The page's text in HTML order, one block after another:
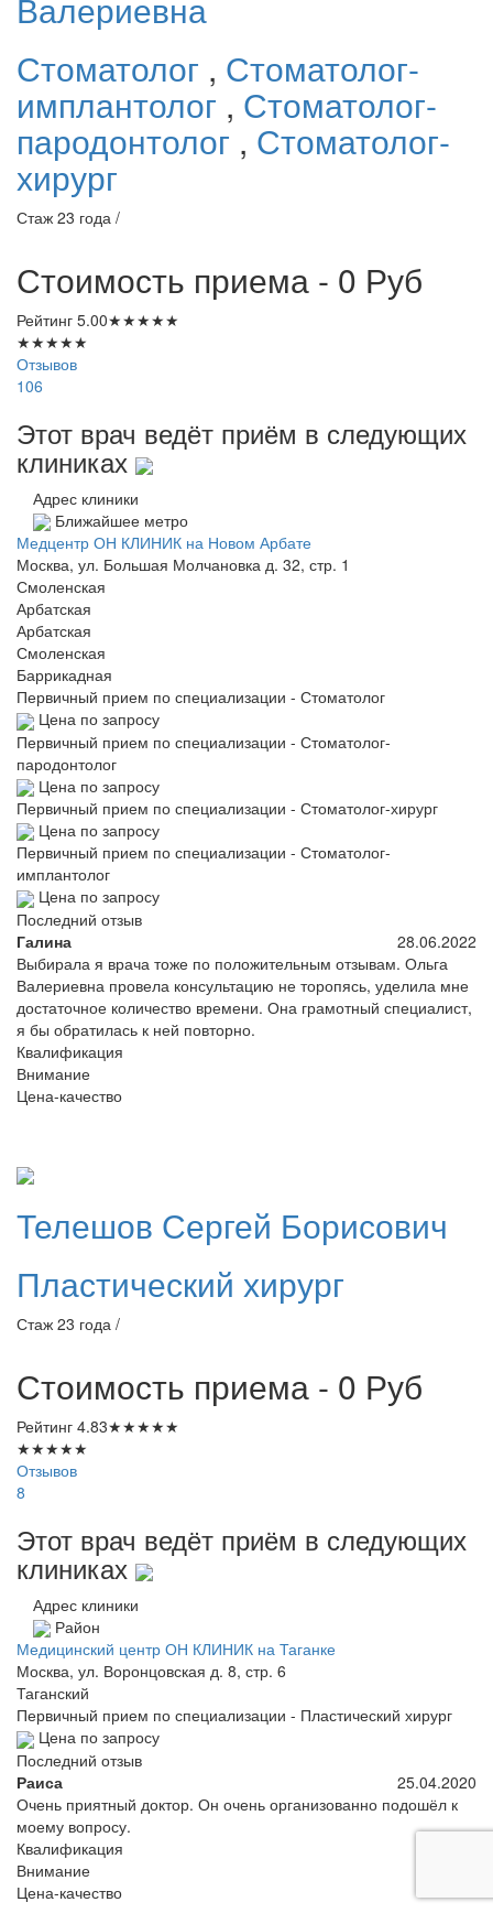
Стоматолог , Стоматолог-
имплантолог , Стоматолог-
пародонтолог , Стоматолог-
хирург
Стаж 23 года /
Стоимость приема - 0 Руб
Рейтинг 5.00★★★★★
★★★★★
Отзывов
106
Этот врач ведёт приём в следующих
клиниках
Адрес клиники
Ближайшее метро
Медцентр ОН КЛИНИК на Новом Арбате
Москва, ул. Большая Молчановка д. 32, стр. 1
Смоленская
Арбатская
Арбатская
Смоленская
Баррикадная
Первичный прием по специализации - Стоматолог
Цена по запросу
Первичный прием по специализации - Стоматолог-
пародонтолог
Цена по запросу
Первичный прием по специализации - Стоматолог-хирург
Цена по запросу
Первичный прием по специализации - Стоматолог-
имплантолог
Цена по запросу
Последний отзыв
Галина
28.06.2022
Выбирала я врача тоже по положительным отзывам. Ольга
Валериевна провела консультацию не торопясь, уделила мне
достаточное количество времени. Она грамотный специалист,
я бы обратилась к ней повторно.
Квалификация
Внимание
Цена-качество
Телешов Сергей Борисович
Пластический хирург
Стаж 23 года /
Стоимость приема - 0 Руб
Рейтинг 4.83★★★★★
★★★★★
Отзывов
8
Этот врач ведёт приём в следующих
клиниках
Адрес клиники
Район
Медицинский центр ОН КЛИНИК на Таганке
Москва, ул. Воронцовская д. 8, стр. 6
Таганский
Первичный прием по специализации - Пластический хирург
Цена по запросу
Последний отзыв
Раиса
25.04.2020
Очень приятный доктор. Он очень организованно подошёл к
моему вопросу.
Квалификация
Внимание
Цена-качество